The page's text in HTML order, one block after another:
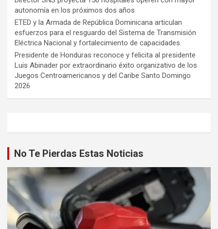
autonomía en los próximos dos años
ETED y la Armada de República Dominicana articulan
esfuerzos para el resguardo del Sistema de Transmisión
Eléctrica Nacional y fortalecimiento de capacidades.
Presidente de Honduras reconoce y felicita al presidente
Luis Abinader por extraordinario éxito organizativo de los
Juegos Centroamericanos y del Caribe Santo Domingo
2026
No Te Pierdas Estas Noticias